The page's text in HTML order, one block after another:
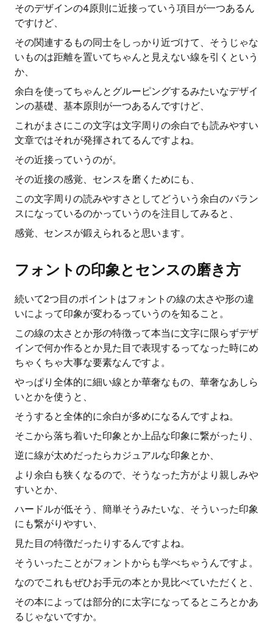
そのデザインの4原則に近接っていう項目が一つあるん
ですけど、
その関連するもの同士をしっかり近づけて、そうじゃな
いものは距離を置いてちゃんと見えない線を引くという
か、
余白を使ってちゃんとグルーピングするみたいなデザイ
ンの基礎、基本原則が一つあるんですけど、
これがまさにこの文字は文字周りの余白でも読みやすい
文章ではそれが発揮されてるんですよね。
その近接っていうのが。
その近接の感覚、センスを磨くためにも、
この文字周りの読みやすさとしてどういう余白のバラン
スになっているのかっていうのを注目してみると、
感覚、センスが鍛えられると思います。
フォントの印象とセンスの磨き方
続いて2つ目のポイントはフォントの線の太さや形の違
いによって印象が変わるっていうのを知ること。
この線の太さとか形の特徴って本当に文字に限らずデザ
インで何か作るとか見た目で表現するってなった時にめ
ちゃくちゃ大事な要素なんですよ。
やっぱり全体的に細い線とか華奢なもの、華奢なあしら
いとかを使うと、
そうすると全体的に余白が多めになるんですよね。
そこから落ち着いた印象とか上品な印象に繋がったり、
逆に線が太めだったらカジュアルな印象とか、
より余白も狭くなるので、そうなった方がより親しみや
すいとか、
ハードルが低そう、簡単そうみたいな、そういった印象
にも繋がりやすい、
見た目の特徴だったりするんですよね。
そういったことがフォントからも学べちゃうんですよ。
なのでこれもぜひお手元の本とか見比べていただくと、
その本によっては部分的に太字になってるところとかあ
るじゃないですか。